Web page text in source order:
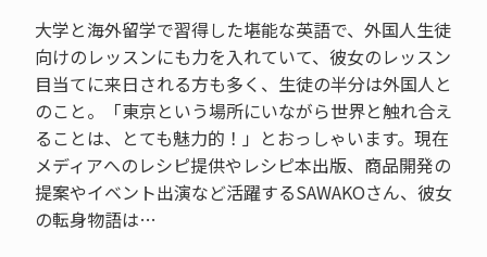
大学と海外留学で習得した堪能な英語で、外国人生徒
向けのレッスンにも力を入れていて、彼女のレッスン
目当てに来日される方も多く、生徒の半分は外国人と
のこと。「東京という場所にいながら世界と触れ合え
ることは、とても魅力的！」とおっしゃいます。現在
メディアへのレシピ提供やレシピ本出版、商品開発の
提案やイベント出演など活躍するSAWAKOさん、彼女
の転身物語は…